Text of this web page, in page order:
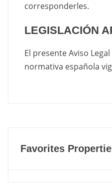
corresponderles.
LEGISLACIÓN
El presente Aviso
normativa española
Favorites